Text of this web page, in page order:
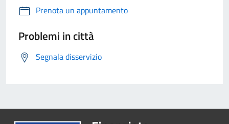
Prenota un appuntamento
Problemi in città
Segnala disservizio